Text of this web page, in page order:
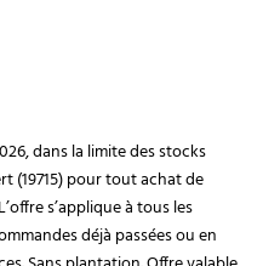
dans la limite des stocks
(19715) pour tout achat de
s’applique à tous les
déjà passées ou en